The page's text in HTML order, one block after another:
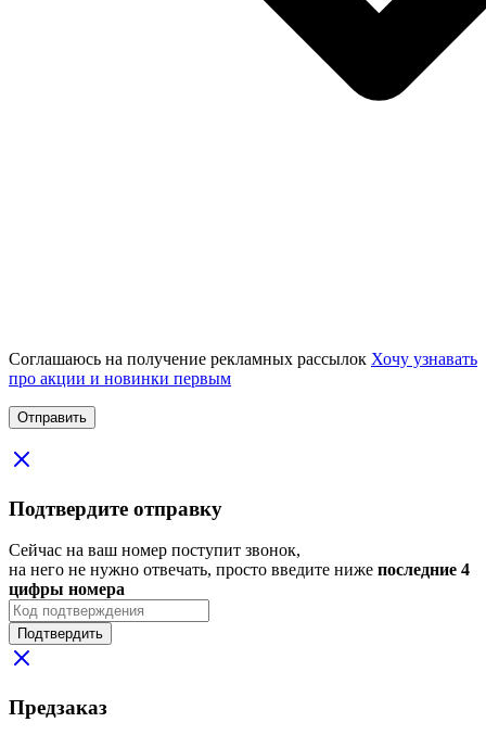
Соглашаюсь на получение рекламных рассылок Хочу узнавать
про акции и новинки первым
Подтвердите отправку
Сейчас на ваш номер поступит звонок,
на него не нужно отвечать, просто введите ниже последние 4
цифры номера
Подтвердить
Предзаказ